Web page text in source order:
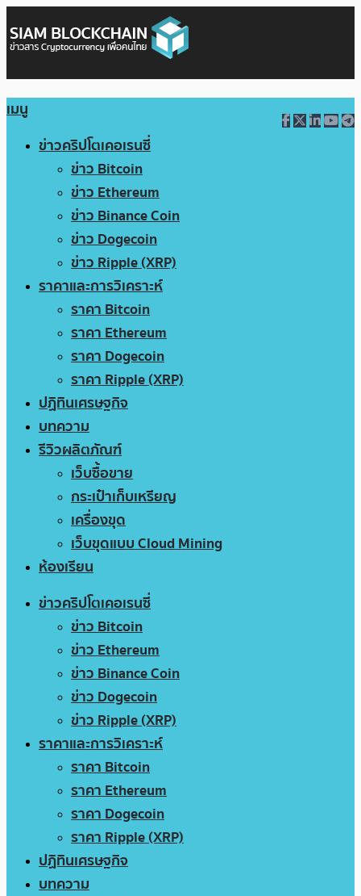
เมนู
ข่าวคริปโตเคอเรนซี่
ข่าว Bitcoin
ข่าว Ethereum
ข่าว Binance Coin
ข่าว Dogecoin
ข่าว Ripple (XRP)
ราคาและการวิเคราะห์
ราคา Bitcoin
ราคา Ethereum
ราคา Dogecoin
ราคา Ripple (XRP)
ปฏิทินเศรษฐกิจ
บทความ
รีวิวผลิตภัณฑ์
เว็บซื้อขาย
กระเป๋าเก็บเหรียญ
เครื่องขุด
เว็บขุดแบบ Cloud Mining
ห้องเรียน
ข่าวคริปโตเคอเรนซี่
ข่าว Bitcoin
ข่าว Ethereum
ข่าว Binance Coin
ข่าว Dogecoin
ข่าว Ripple (XRP)
ราคาและการวิเคราะห์
ราคา Bitcoin
ราคา Ethereum
ราคา Dogecoin
ราคา Ripple (XRP)
ปฏิทินเศรษฐกิจ
บทความ